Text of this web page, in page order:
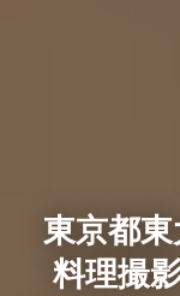
東京都
料理撮